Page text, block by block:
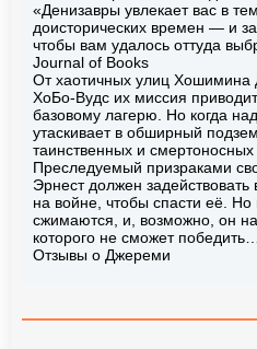
«Денизавры увлекает вас в
доисторических времен — и
чтобы вам удалось оттуда
Journal of Books
От хаотичных улиц Хошимина
ХоБо-Вудс их миссия
базовому лагерю. Но когда
утаскивает в обширный
таинственных и смертоносных
Преследуемый призраками
Эрнест должен
на войне, чтобы спасти её.
сжимаются, и, возможно, он
которого не сможет победить…
Отзывы о Джереми